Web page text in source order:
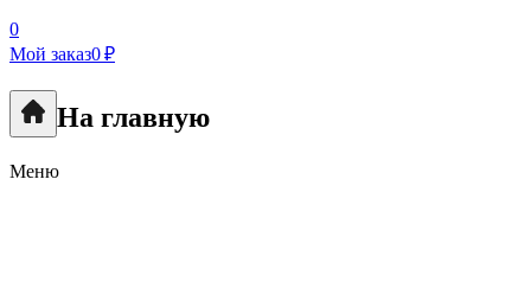
0
Мой заказ0 ₽
На главную
Меню